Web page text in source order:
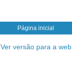
Página inicial
Ver versão para a web